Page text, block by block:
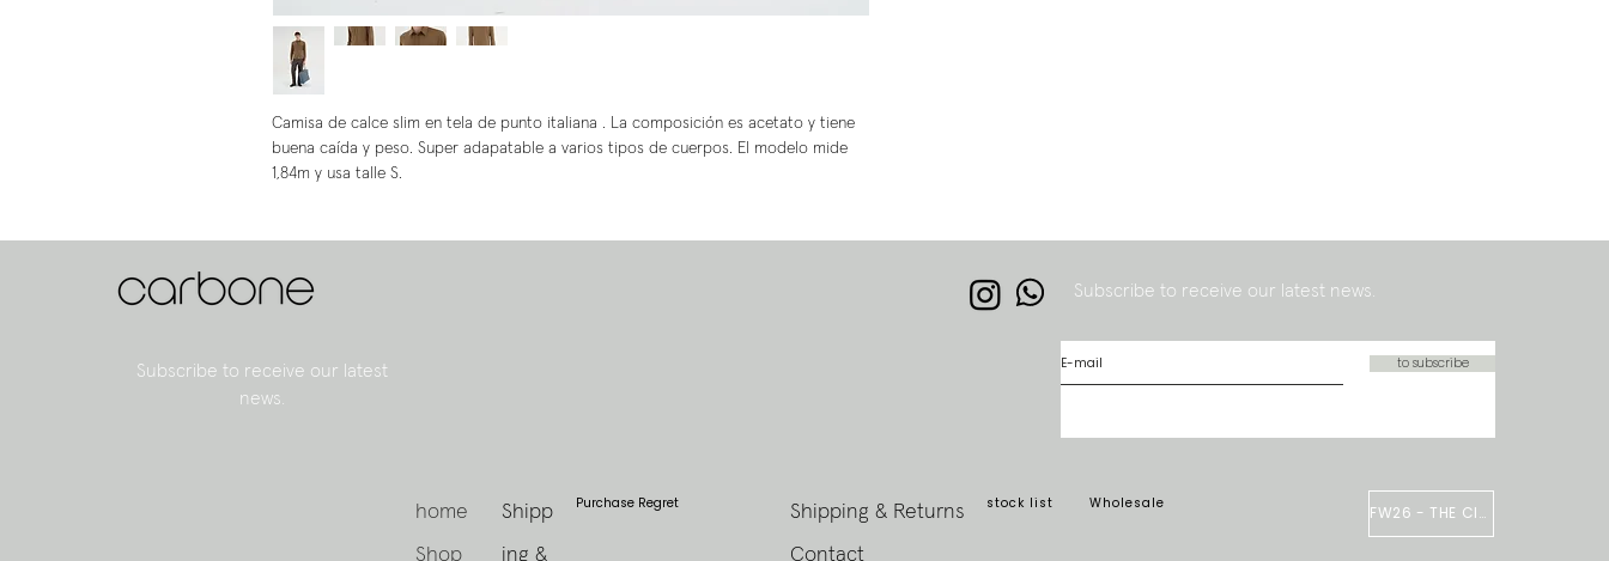
Camisa de calce slim en tela de punto italiana . La composición es acetato y tiene
buena caída y peso. Super adapatable a varios tipos de cuerpos. El modelo mide
1,84m y usa talle S.
Subscribe to receive our latest news.
Subscribe to receive our latest
news.
home
Shop
to subscribe
Shipp
ing &
Purchase Regret
Shipping & Returns
Contact
stock list Wholesale FW26 - THE CIRCUS